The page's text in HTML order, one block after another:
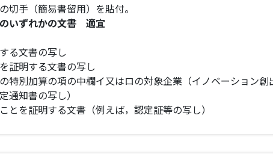
切手（簡易書留用）を貼付。
いずれかの文書 適宜
る文書の写し
証明する文書の写し
特別加算の項の中欄イ又はロの対象企業（イノベーション創
通知書の写し）
とを証明する文書（例えば，認定証等の写し）